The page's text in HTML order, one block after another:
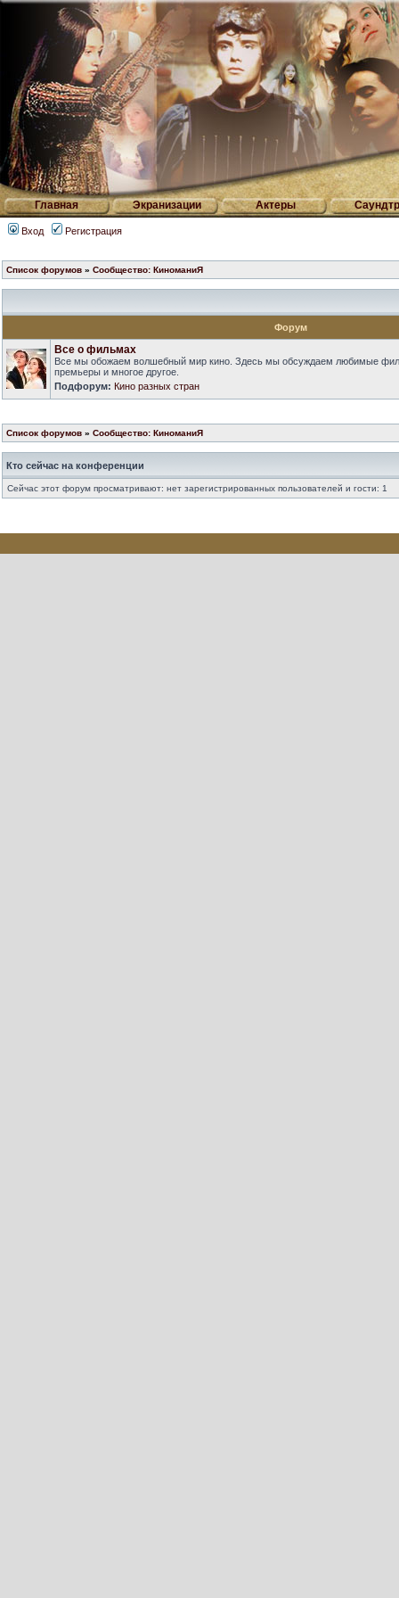
Главная Экранизации Актеры
Вход Регистрация
Список форумов » Сообщество: КиноманиЯ
Форум
Все о фильмах
Все мы обожаем волшебный мир кино. Здесь мы обсуждаем любимые
премьеры и многое другое.
Подфорум: Кино разных стран
Список форумов » Сообщество: КиноманиЯ
Кто сейчас на конференции
Сейчас этот форум просматривают: нет зарегистрированных пользователей и гости: 1